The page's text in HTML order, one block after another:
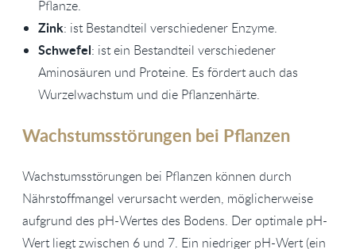
Pflanze.
Zink: ist Bestandteil verschiedener Enzyme.
Schwefel: ist ein Bestandteil verschiedener
Aminosäuren und Proteine. Es fördert auch das
Wurzelwachstum und die Pflanzenhärte.
Wachstumsstörungen bei Pflanzen
Wachstumsstörungen bei Pflanzen können durch
Nährstoffmangel verursacht werden, möglicherweise
aufgrund des pH-Wertes des Bodens. Der optimale pH-
Wert liegt zwischen 6 und 7. Ein niedriger pH-Wert (ein